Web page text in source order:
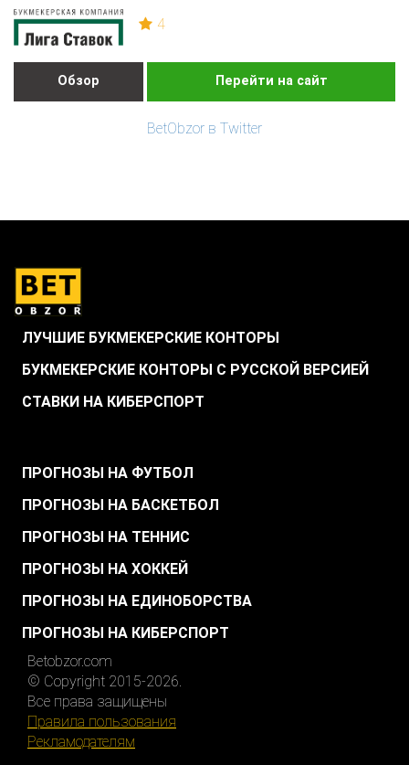
4
Обзор Перейти на сайт
BetObzor в Twitter
ЛУЧШИЕ БУКМЕКЕРСКИЕ КОНТОРЫ
БУКМЕКЕРСКИЕ КОНТОРЫ С РУССКОЙ ВЕРСИЕЙ
СТАВКИ НА КИБЕРСПОРТ
ПРОГНОЗЫ НА ФУТБОЛ
ПРОГНОЗЫ НА БАСКЕТБОЛ
ПРОГНОЗЫ НА ТЕННИС
ПРОГНОЗЫ НА ХОККЕЙ
ПРОГНОЗЫ НА ЕДИНОБОРСТВА
ПРОГНОЗЫ НА КИБЕРСПОРТ
Betobzor.com
© Copyright 2015-2026.
Все права защищены
Правила пользования
Рекламодателям